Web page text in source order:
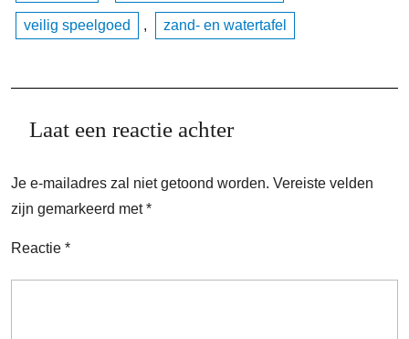
veilig speelgoed , zand- en watertafel
Laat een reactie achter
Je e-mailadres zal niet getoond worden. Vereiste velden
zijn gemarkeerd met*
Reactie *